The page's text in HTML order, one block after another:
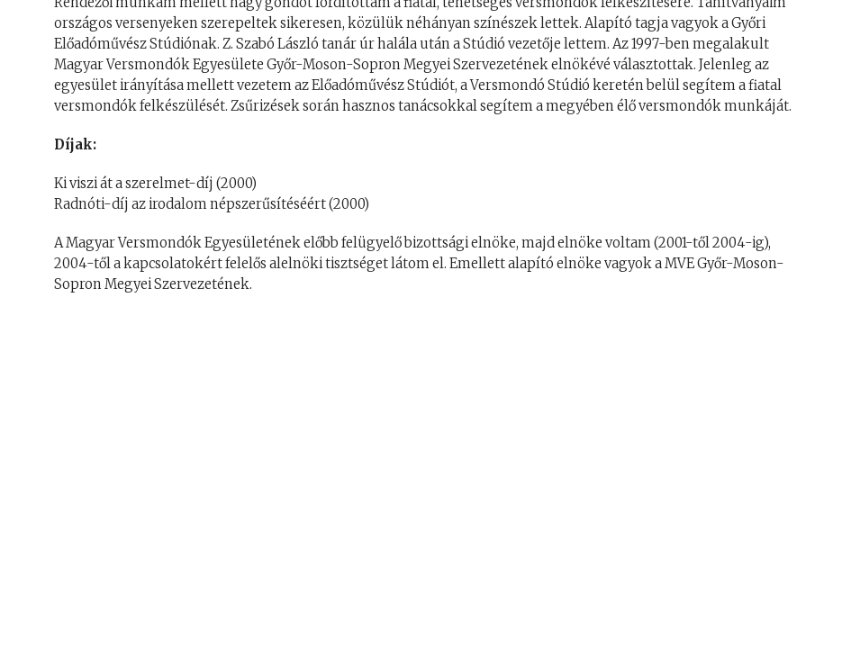
országos versenyeken szerepeltek sikeresen, közülük néhányan színészek lettek. Alapító tagja vagyok a Győri
Előadóművész Stúdiónak. Z. Szabó László tanár úr halála után a Stúdió vezetője lettem. Az 1997-ben megalakult
Magyar Versmondók Egyesülete Győr-Moson-Sopron Megyei Szervezetének elnökévé választottak. Jelenleg az
egyesület irányítása mellett vezetem az Előadóművész Stúdiót, a Versmondó Stúdió keretén belül segítem a fiatal
versmondók felkészülését. Zsűrizések során hasznos tanácsokkal segítem a megyében élő versmondók munkáját.
Díjak:
Ki viszi át a szerelmet-díj (2000)
Radnóti-díj az irodalom népszerűsítéséért (2000)
A Magyar Versmondók Egyesületének előbb felügyelő bizottsági elnöke, majd elnöke voltam (2001-től 2004-ig),
2004-től a kapcsolatokért felelős alelnöki tisztséget látom el. Emellett alapító elnöke vagyok a MVE Győr-Moson-
Sopron Megyei Szervezetének.